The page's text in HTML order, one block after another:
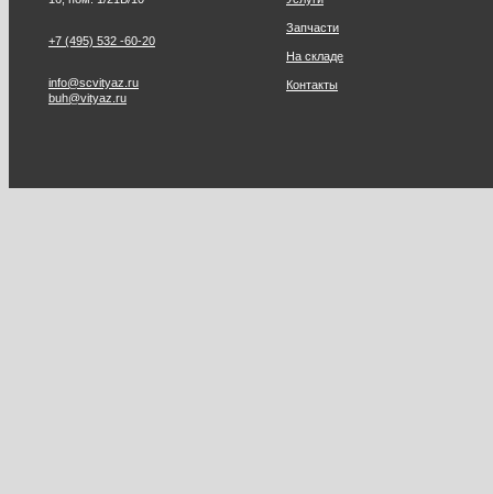
+7 (495) 532 -60-20
info@scvityaz.ru
buh@vityaz.ru
Запчасти
На складе
Контакты